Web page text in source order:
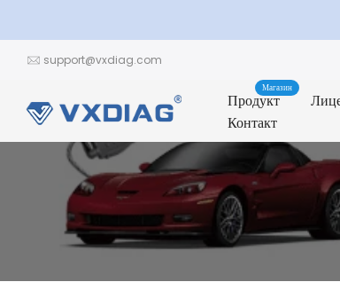
до
съдържание
support@vxdiag.com
Продукт
Магазин
Контакт